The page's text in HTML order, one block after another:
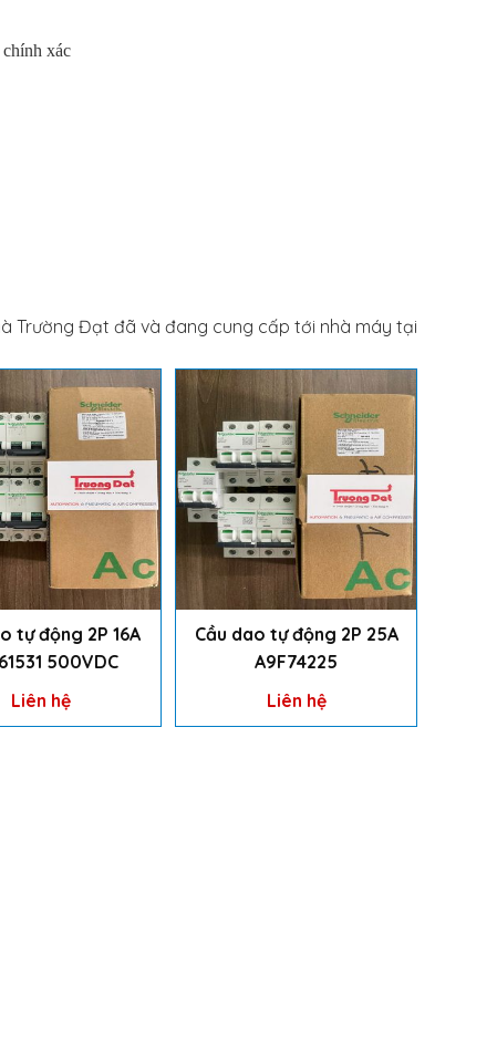
xác
Trường Đạt đã và đang cung cấp tới nhà máy tại
tự động 2P 16A
500VDC
Liên hệ
Cầu dao tự động 2P 25A
A9F74225
Liên hệ